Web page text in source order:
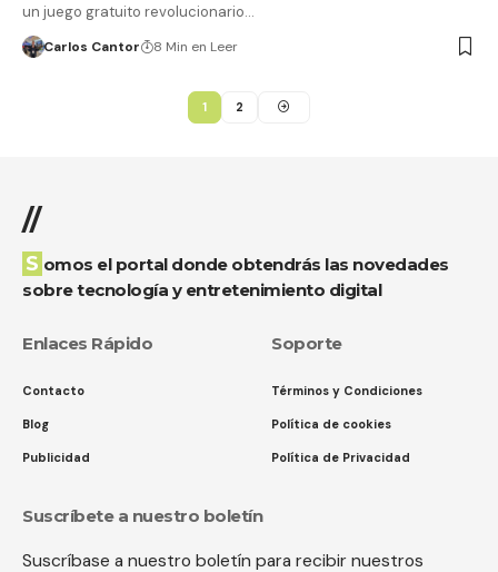
un juego gratuito revolucionario…
Carlos Cantor 8 Min en Leer
1 2
//
Somos el portal donde obtendrás las novedades
sobre tecnología y entretenimiento digital
Enlaces Rápido
Contacto
Blog
Publicidad
Soporte
Términos y Condiciones
Política de cookies
Política de Privacidad
Suscríbete a nuestro boletín
Suscríbase a nuestro boletín para recibir nuestros